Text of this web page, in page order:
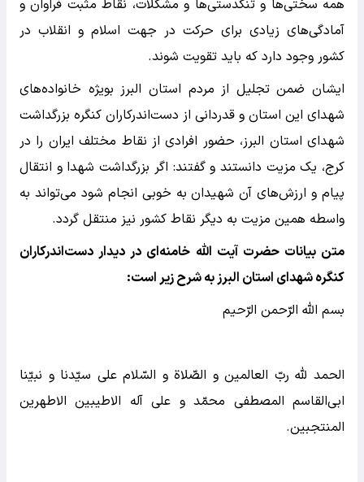
همه سختی‌ها و تنگدستی‌ها و مشکلات، نقاط مثبت فراوان و
آمادگی‌های زیادی برای حرکت در جهت اسلام و انقلاب در
کشور وجود دارد که باید تقویت شوند.
ایشان ضمن تجلیل از مردم استان البرز بویژه خانواده‌های
شهدای این استان و قدردانی از دست‌اندرکاران کنگره بزرگداشت
شهدای استان البرز، حضور افرادی از نقاط مختلف ایران را در
کرج، یک مزیت دانستند و گفتند: اگر بزرگداشت شهدا و انتقال
پیام و ارزش‌های آن شهیدان به خوبی انجام شود می‌تواند به
واسطه همین مزیت به دیگر نقاط کشور نیز منتقل گردد.
متن بیانات حضرت آیت الله خامنه‌ای در دیدار دست‌اندرکاران
کنگره شهدای استان البرز به شرح زیر است:
بسم الله الرّحمن الرّحیم
الحمد لله ربّ العالمین و الصّلاة و السّلام علی سیّدنا و نبیّنا
ابی‌القاسم المصطفی محمّد و علی آله الاطیبین الاطهرین
المنتجبین.